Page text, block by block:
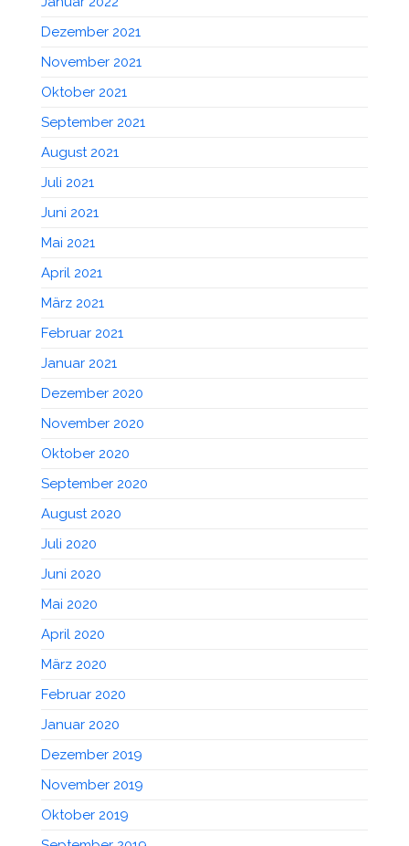
Dezember 2021
November 2021
Oktober 2021
September 2021
August 2021
Juli 2021
Juni 2021
Mai 2021
April 2021
März 2021
Februar 2021
Januar 2021
Dezember 2020
November 2020
Oktober 2020
September 2020
August 2020
Juli 2020
Juni 2020
Mai 2020
April 2020
März 2020
Februar 2020
Januar 2020
Dezember 2019
November 2019
Oktober 2019